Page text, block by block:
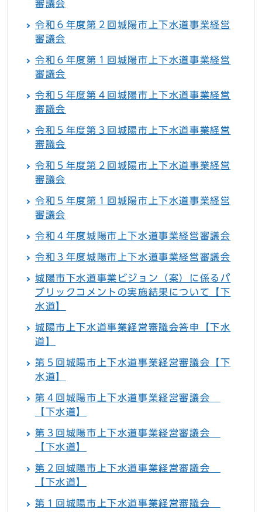
審議会
令和６年度第２回城陽市上下水道事業経営
審議会
令和６年度第１回城陽市上下水道事業経営
審議会
令和５年度第４回城陽市上下水道事業経営
審議会
令和５年度第３回城陽市上下水道事業経営
審議会
令和５年度第２回城陽市上下水道事業経営
審議会
令和５年度第１回城陽市上下水道事業経営
審議会
令和４年度城陽市上下水道事業経営審議会
令和３年度城陽市上下水道事業経営審議会
城陽市下水道事業ビジョン（案）に係るパ
ブリックコメントの実施結果について【下
水道】
城陽市上下水道事業経営審議会答申【下水
道】
第５回城陽市上下水道事業経営審議会【下
水道】
第４回城陽市上下水道事業経営審議会
【下水道】
第３回城陽市上下水道事業経営審議会
【下水道】
第２回城陽市上下水道事業経営審議会
【下水道】
第１回城陽市上下水道事業経営審議会